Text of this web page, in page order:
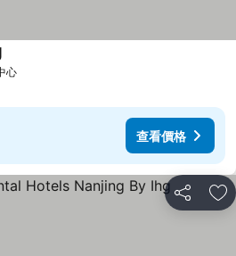
心
查看價格
分享 加